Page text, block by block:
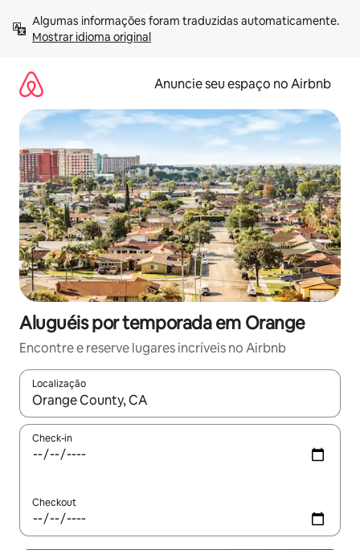
para
Mostrar idioma original
Anuncie seu espaço no Airbnb
Aluguéis por temporada em Orange
Encontre e reserve lugares incríveis no Airbnb
Localização
Quando os resultados estiverem disponíveis, explore-os
Check-in
Checkout